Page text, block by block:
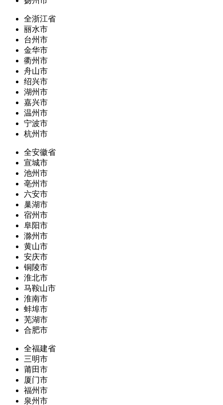
全浙江省
丽水市
台州市
金华市
衢州市
舟山市
绍兴市
湖州市
嘉兴市
温州市
宁波市
杭州市
全安徽省
宣城市
池州市
亳州市
六安市
巢湖市
宿州市
阜阳市
滁州市
黄山市
安庆市
铜陵市
淮北市
马鞍山市
淮南市
蚌埠市
芜湖市
合肥市
全福建省
三明市
莆田市
厦门市
福州市
泉州市